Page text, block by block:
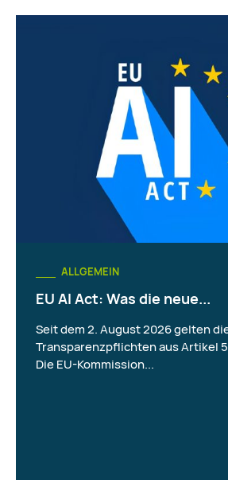
ALLGEMEIN
EU AI Act: Was die neue...
Seit dem 2. August 2026 gelten
Transparenzpflichten aus Artikel
Die EU-Kommission...